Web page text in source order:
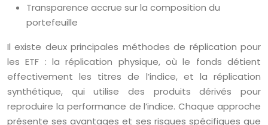
Transparence accrue sur la composition du
portefeuille
Il existe deux principales méthodes de réplication pour
les ETF : la réplication physique, où le fonds détient
effectivement les titres de l’indice, et la réplication
synthétique, qui utilise des produits dérivés pour
reproduire la performance de l’indice. Chaque approche
présente ses avantages et ses risques spécifiques que